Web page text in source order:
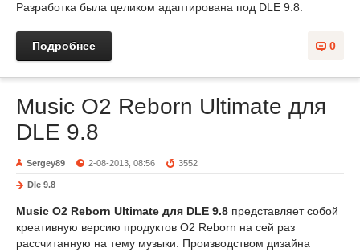
Разработка была целиком адаптирована под DLE 9.8.
0
Подробнее
Music O2 Reborn Ultimate для
DLE 9.8
Sergey89 2-08-2013, 08:56 3552
Dle 9.8
Music O2 Reborn Ultimate для DLE 9.8 представляет собой
креативную версию продуктов O2 Reborn на сей раз
рассчитанную на тему музыки. Производством дизайна